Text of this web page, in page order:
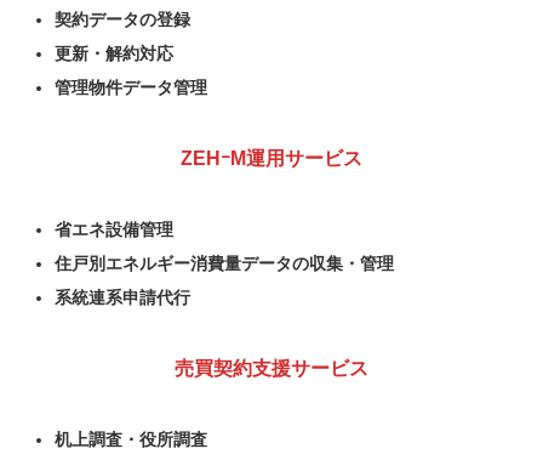
契約データの登録
更新・解約対応
管理物件データ管理
ZEHｰM運用サービス
省エネ設備管理
住戸別エネルギー消費量データの収集・管理
系統連系申請代行
売買契約支援サービス
机上調査・役所調査